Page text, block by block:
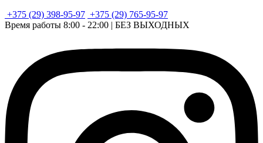
+375 (29) 398-95-97 +375 (29) 765-95-97
Время работы 8:00 - 22:00 | БЕЗ ВЫХОДНЫХ